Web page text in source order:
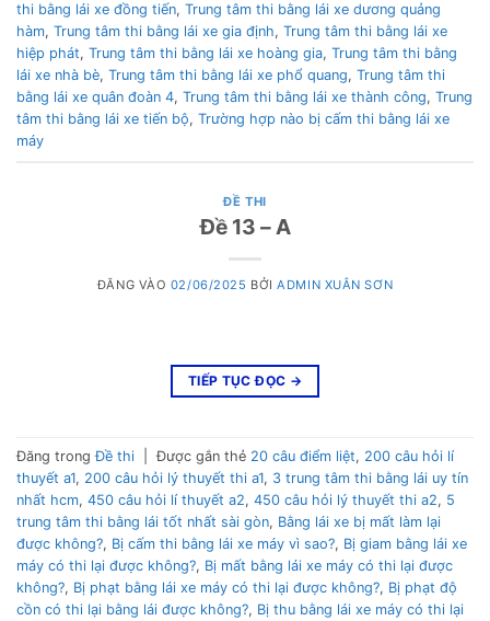
thi bằng lái xe đồng tiến, Trung tâm thi bằng lái xe dương quảng
hàm, Trung tâm thi bằng lái xe gia định, Trung tâm thi bằng lái xe
hiệp phát, Trung tâm thi bằng lái xe hoàng gia, Trung tâm thi bằng
lái xe nhà bè, Trung tâm thi bằng lái xe phổ quang, Trung tâm thi
bằng lái xe quân đoàn 4, Trung tâm thi bằng lái xe thành công, Trung
tâm thi bằng lái xe tiến bộ, Trường hợp nào bị cấm thi bằng lái xe
máy
ĐỀ THI
Đề 13 – A
ĐĂNG VÀO 02/06/2025 BỞIADMIN XUÂN SƠN
TIẾP TỤC ĐỌC →
Đăng trongĐề thi Được gắn thẻ 20 câu điểm liệt, 200 câu hỏi lí
thuyết a1, 200 câu hỏi lý thuyết thi a1, 3 trung tâm thi bằng lái uy tín
nhất hcm, 450 câu hỏi lí thuyết a2, 450 câu hỏi lý thuyết thi a2, 5
trung tâm thi bằng lái tốt nhất sài gòn, Bằng lái xe bị mất làm lại
được không?, Bị cấm thi bằng lái xe máy vì sao?, Bị giam bằng lái xe
máy có thi lại được không?, Bị mất bằng lái xe máy có thi lại được
không?, Bị phạt bằng lái xe máy có thi lại được không?, Bị phạt độ
cồn có thi lại bằng lái được không?, Bị thu bằng lái xe máy có thi lại